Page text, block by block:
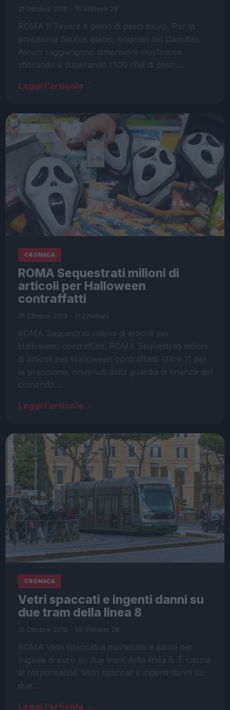
31 Ottobre 2019 - 15:49Eleim 28
ROMA Il Tevere è pieno di pesci siluro. Per la
precisione Silurus glanis, originari del Danubio.
Alcuni raggiungono dimensioni mostruose
sfiorando e superando i 100 chili di peso.…
Leggi l’articolo →
CRONACA
ROMA Sequestrati milioni di
articoli per Halloween
contraffatti
31 Ottobre 2019 - 11:22Villani
ROMA Sequestrati milioni di articoli per
Halloween contraffatti. ROMA Sequestrati milioni
di articoli per Halloween contraffatti. Oltre 11 per
la precisione, rinvenuti dalla guardia di finanza del
comando…
Leggi l’articolo →
CRONACA
Vetri spaccati e ingenti danni su
due tram della linea 8
31 Ottobre 2019 - 09:30Eleim 28
ROMA Vetri spaccati a martellate e danni per
migliaia di euro su due tram della linea 8. È caccia
al responsabile. Vetri spaccati e ingenti danni su
due…
Leggi l’articolo →